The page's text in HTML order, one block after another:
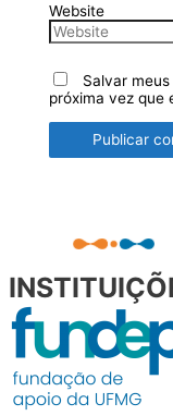
Website
Salvar
próxima vez que